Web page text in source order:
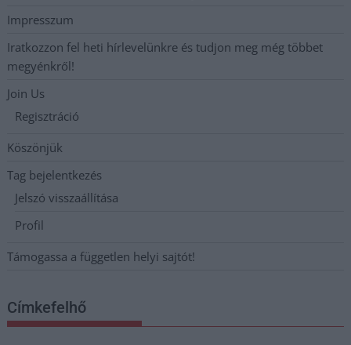
Impresszum
Iratkozzon fel heti hírlevelünkre és tudjon meg még többet
megyénkről!
Join Us
Regisztráció
Köszönjük
Tag bejelentkezés
Jelszó visszaállítása
Profil
Támogassa a független helyi sajtót!
Címkefelhő